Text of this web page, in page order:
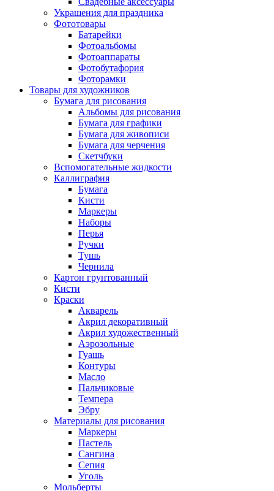
Украшения для праздника
Фототовары
Батарейки
Фотоальбомы
Фотоаппараты
Фотобутафория
Фоторамки
Товары для художников
Бумага для рисования
Альбомы для рисования
Бумага для графики
Бумага для живописи
Бумага для черчения
Скетчбуки
Вспомогательные жидкости
Каллиграфия
Бумага
Кисти
Маркеры
Наборы
Перья
Ручки
Тушь
Чернила
Картон грунтованный
Кисти
Краски
Акварель
Акрил декоративный
Акрил художественный
Аэрозольные
Гуашь
Контуры
Масло
Пальчиковые
Темпера
Эбру
Материалы для рисования
Маркеры
Пастель
Сангина
Сепия
Уголь
Мольберты